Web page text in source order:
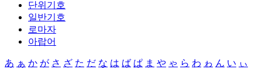
단위기호
일반기호
로마자
아랍어
あ ぁ か が さ ざ た だ な は ば ぱ ま や ゃ ら わ ゎ ん い ぃ